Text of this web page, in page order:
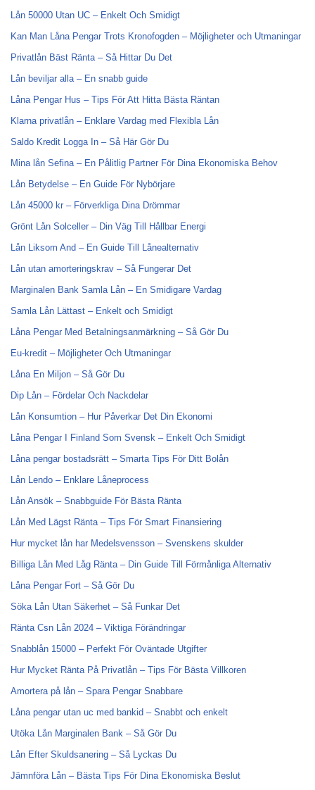
Lån 50000 Utan UC – Enkelt Och Smidigt
Kan Man Låna Pengar Trots Kronofogden – Möjligheter och Utmaningar
Privatlån Bäst Ränta – Så Hittar Du Det
Lån beviljar alla – En snabb guide
Låna Pengar Hus – Tips För Att Hitta Bästa Räntan
Klarna privatlån – Enklare Vardag med Flexibla Lån
Saldo Kredit Logga In – Så Här Gör Du
Mina lån Sefina – En Pålitlig Partner För Dina Ekonomiska Behov
Lån Betydelse – En Guide För Nybörjare
Lån 45000 kr – Förverkliga Dina Drömmar
Grönt Lån Solceller – Din Väg Till Hållbar Energi
Lån Liksom And – En Guide Till Lånealternativ
Lån utan amorteringskrav – Så Fungerar Det
Marginalen Bank Samla Lån – En Smidigare Vardag
Samla Lån Lättast – Enkelt och Smidigt
Låna Pengar Med Betalningsanmärkning – Så Gör Du
Eu-kredit – Möjligheter Och Utmaningar
Låna En Miljon – Så Gör Du
Dip Lån – Fördelar Och Nackdelar
Lån Konsumtion – Hur Påverkar Det Din Ekonomi
Låna Pengar I Finland Som Svensk – Enkelt Och Smidigt
Låna pengar bostadsrätt – Smarta Tips För Ditt Bolån
Lån Lendo – Enklare Låneprocess
Lån Ansök – Snabbguide För Bästa Ränta
Lån Med Lägst Ränta – Tips För Smart Finansiering
Hur mycket lån har Medelsvensson – Svenskens skulder
Billiga Lån Med Låg Ränta – Din Guide Till Förmånliga Alternativ
Låna Pengar Fort – Så Gör Du
Söka Lån Utan Säkerhet – Så Funkar Det
Ränta Csn Lån 2024 – Viktiga Förändringar
Snabblån 15000 – Perfekt För Oväntade Utgifter
Hur Mycket Ränta På Privatlån – Tips För Bästa Villkoren
Amortera på lån – Spara Pengar Snabbare
Låna pengar utan uc med bankid – Snabbt och enkelt
Utöka Lån Marginalen Bank – Så Gör Du
Lån Efter Skuldsanering – Så Lyckas Du
Jämnföra Lån – Bästa Tips För Dina Ekonomiska Beslut